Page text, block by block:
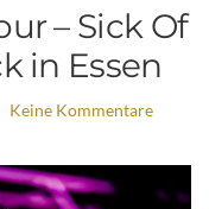
– Sick Of
in Essen
Keine Kommentare